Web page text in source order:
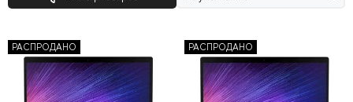
РАСПРОДАНО РАСПРОДАНО